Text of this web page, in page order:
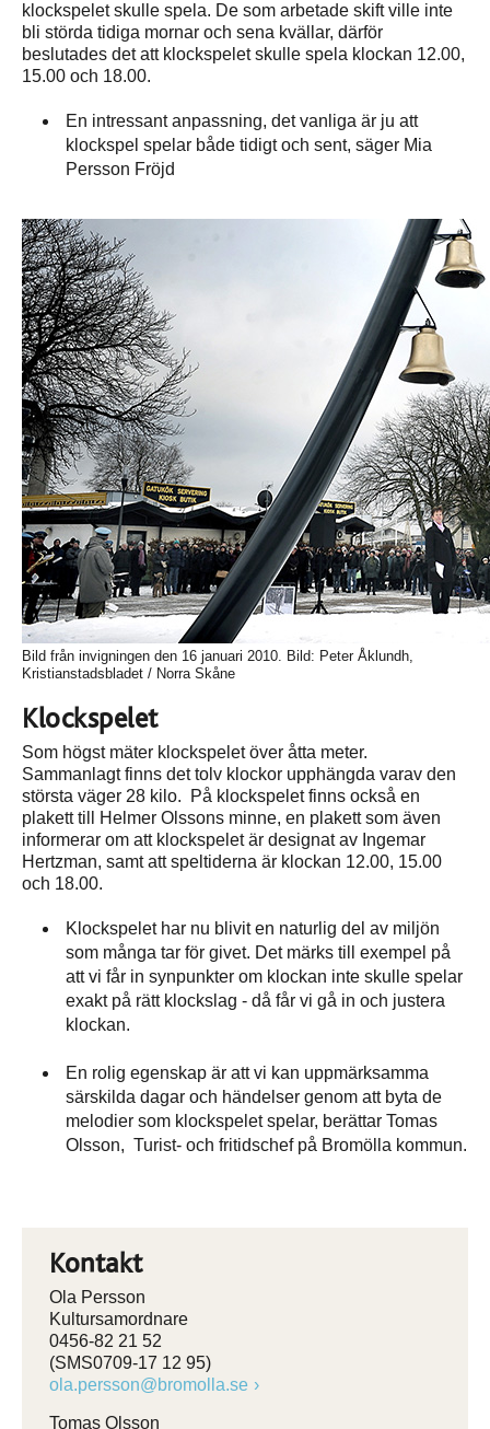
klockspelet skulle spela. De som arbetade skift ville inte
bli störda tidiga mornar och sena kvällar, därför
beslutades det att klockspelet skulle spela klockan 12.00,
15.00 och 18.00.
En intressant anpassning, det vanliga är ju att
klockspel spelar både tidigt och sent, säger Mia
Persson Fröjd
Bild från invigningen den 16 januari 2010. Bild: Peter Åklundh,
Kristianstadsbladet / Norra Skåne
Klockspelet
Som högst mäter klockspelet över åtta meter.
Sammanlagt finns det tolv klockor upphängda varav den
största väger 28 kilo. På klockspelet finns också en
plakett till Helmer Olssons minne, en plakett som även
informerar om att klockspelet är designat av Ingemar
Hertzman, samt att speltiderna är klockan 12.00, 15.00
och 18.00.
Klockspelet har nu blivit en naturlig del av miljön
som många tar för givet. Det märks till exempel på
att vi får in synpunkter om klockan inte skulle spelar
exakt på rätt klockslag - då får vi gå in och justera
klockan.
En rolig egenskap är att vi kan uppmärksamma
särskilda dagar och händelser genom att byta de
melodier som klockspelet spelar, berättar Tomas
Olsson, Turist- och fritidschef på Bromölla kommun.
Kontakt
Ola Persson
Kultursamordnare
0456-82 21 52
(SMS0709-17 12 95)
ola.persson@bromolla.se
Tomas Olsson